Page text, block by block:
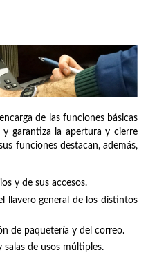
de las funciones básicas
garantiza la apertura y cierre
funciones destacan, además,
y de sus accesos.
llavero general de los distintos
de paquetería y del correo.
salas de usos múltiples.